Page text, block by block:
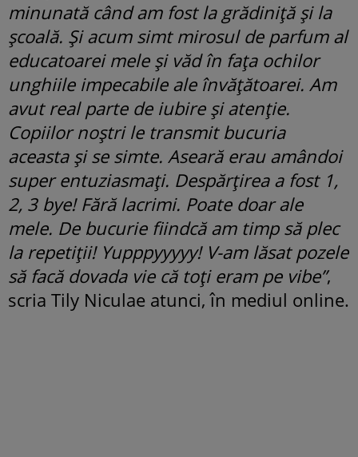
minunată când am fost la grădiniță și la
școală. Și acum simt mirosul de parfum al
educatoarei mele și văd în fața ochilor
unghiile impecabile ale învățătoarei. Am
avut real parte de iubire și atenție.
Copiilor noștri le transmit bucuria
aceasta și se simte. Aseară erau amândoi
super entuziasmați. Despărțirea a fost 1,
2, 3 bye! Fără lacrimi. Poate doar ale
mele. De bucurie fiindcă am timp să plec
la repetiții! Yupppyyyyy! V-am lăsat pozele
să facă dovada vie că toți eram pe vibe”,
scria Tily Niculae atunci, în mediul online.